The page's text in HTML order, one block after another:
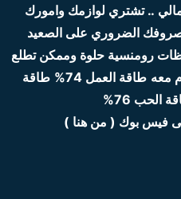
.. تشتري لوازمك وامورك
الضروري على الصعيد
رومنسية حلوة وممكن تطلع
معه طاقة العمل 74%
طاقة
الحب 76%
فيس بوك ( من هنا )